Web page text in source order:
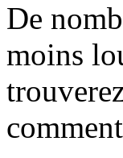
De
moins